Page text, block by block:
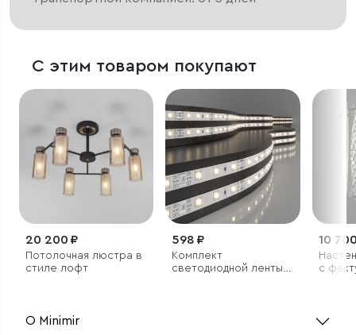
С этим товаром покупают
20 200 ₽
Потолочная люстра в
стиле лофт
598 ₽
Комплект
светодиодной ленты
10
с
О Minimir